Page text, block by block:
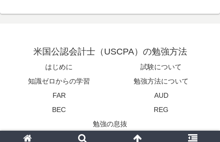
米国公認会計士（USCPA）の勉強方法
はじめに
試験について
知識ゼロからの学習
勉強方法について
FAR
AUD
BEC
REG
勉強の息抜